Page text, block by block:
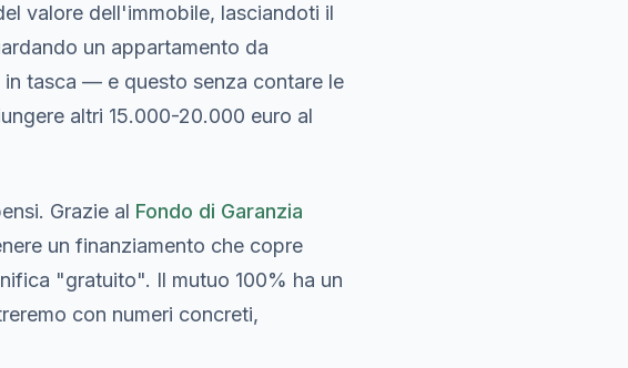
valore dell'immobile, lasciandoti il
un appartamento da
tasca — e questo senza contare le
altri 15.000-20.000 euro al
Grazie al Fondo di Garanzia
un finanziamento che copre
"gratuito". Il mutuo 100% ha un
con numeri concreti,